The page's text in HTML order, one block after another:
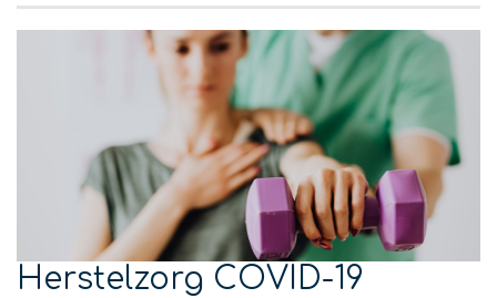
Herstelzorg COVID-19